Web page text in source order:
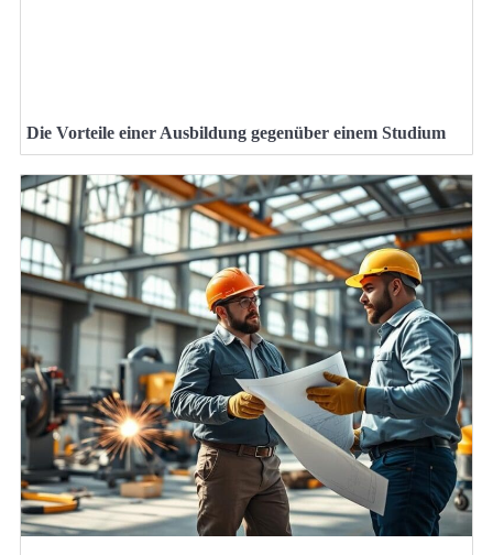
Die Vorteile einer Ausbildung gegenüber einem Studium